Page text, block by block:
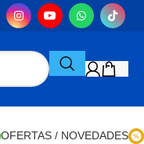
OFERTAS / NOVEDADES